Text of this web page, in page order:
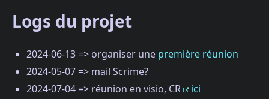
Logs du projet
2024-06-13 => organiser une première réunion
2024-05-07 => mail Scrime?
2024-07-04 => réunion en visio, CR
ici